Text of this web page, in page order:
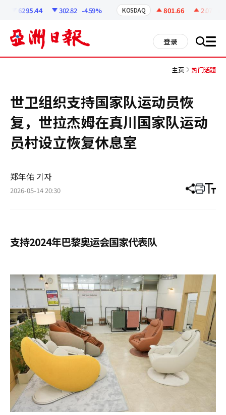
6295.44 302.82 -4.59% KOSDAQ 801.66 2.07
登录 搜 all
主页 热门话题
世卫组织支持国家队运动员恢
复，世拉杰姆在真川国家队运动
员村设立恢复休息室
郑年佑 기자
2026-05-14 20:30 分
章
打 调
小
支持2024年巴黎奥运会国家代表队